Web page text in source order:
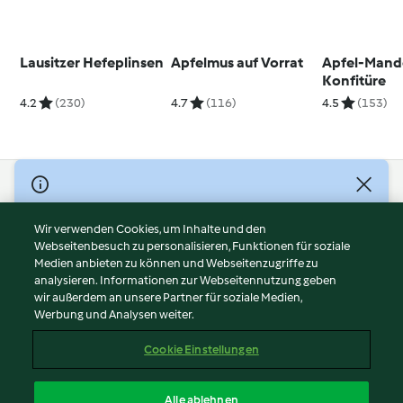
Lausitzer Hefeplinsen
4.2 (230)
Apfelmus auf Vorrat
4.7 (116)
Apfel-
Konfitüre
4.5 (153)
© Copyright 2026
Nutzungsbedingungen
Datenschutzrichtlinien
Disclaimer
Impressum
Cookies
Abo kündigen
Wir verwenden Cookies, um Inhalte und den
Webseitenbesuch zu personalisieren, Funktionen für soziale
Medien anbieten zu können und Webseitenzugriffe zu
analysieren. Informationen zur Webseitennutzung geben
wir außerdem an unsere Partner für soziale Medien,
Werbung und Analysen weiter.
Cookie Einstellungen
Alle ablehnen